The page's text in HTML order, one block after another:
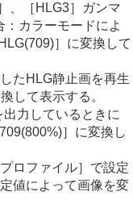
［HLG3］
ガンマ
カラーモードによ
HLG(709)］ に変換して
たHLG静止画を再生
して表示する。
力しているときに
］に変換し
ロファイル］ で設定
値によって画像を変